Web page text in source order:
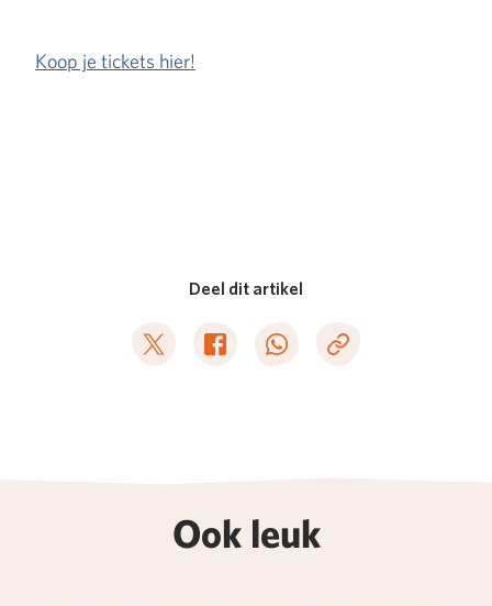
Koop je tickets hier!
Deel dit artikel
Deel op TwitterDeel op Facebook
Deel op WhatsApp
Kopieer link
Ook leuk